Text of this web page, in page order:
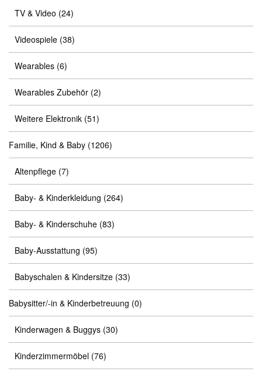
TV & Video (24)
Videospiele (38)
Wearables (6)
Wearables Zubehör (2)
Weitere Elektronik (51)
Familie, Kind & Baby (1206)
Altenpflege (7)
Baby- & Kinderkleidung (264)
Baby- & Kinderschuhe (83)
Baby-Ausstattung (95)
Babyschalen & Kindersitze (33)
Babysitter/-in & Kinderbetreuung (0)
Kinderwagen & Buggys (30)
Kinderzimmermöbel (76)